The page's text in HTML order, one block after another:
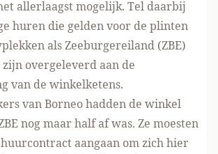
allerlaagst mogelijk. Tel daarbij
huren die gelden voor de plinten
als Zeeburgereiland (ZBE)
overgeleverd aan de
van de winkelketens.
van Borneo hadden de winkel
nog maar half af was. Ze moesten
aangaan om zich hier